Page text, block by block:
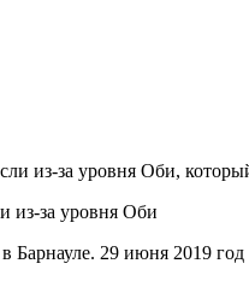
из-за уровня Оби,
Барнауле. 29 июня 2019 год